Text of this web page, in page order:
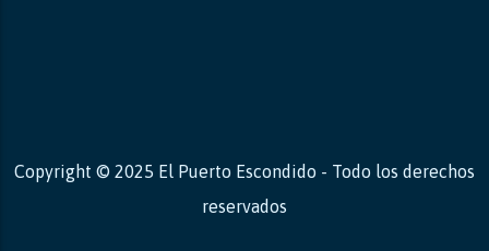
Copyright © 2025 El Puerto Escondido - Todo los derechos
reservados